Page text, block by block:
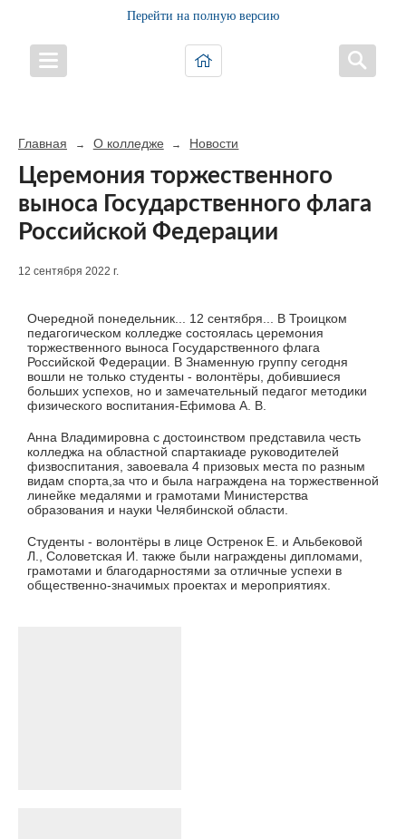
Перейти на полную версию
Главная → О колледже → Новости
Церемония торжественного
выноса Государственного флага
Российской Федерации
12 сентября 2022 г.
Очередной понедельник... 12 сентября... В Троицком
педагогическом колледже состоялась церемония
торжественного выноса Государственного флага
Российской Федерации. В Знаменную группу сегодня
вошли не только студенты - волонтёры, добившиеся
больших успехов, но и замечательный педагог методики
физического воспитания-Ефимова А. В.
Анна Владимировна с достоинством представила честь
колледжа на областной спартакиаде руководителей
физвоспитания, завоевала 4 призовых места по разным
видам спорта,за что и была награждена на торжественной
линейке медалями и грамотами Министерства
образования и науки Челябинской области.
Студенты - волонтёры в лице Остренок Е. и Альбековой
Л., Соловетская И. также были награждены дипломами,
грамотами и благодарностями за отличные успехи в
общественно-значимых проектах и мероприятиях.